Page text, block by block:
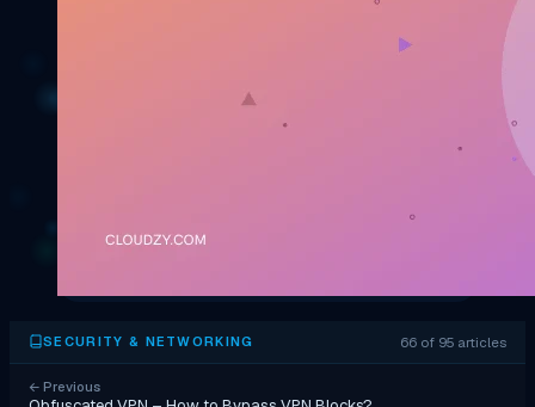
SECURITY & NETWORKING 66 of 95 articles
← Previous